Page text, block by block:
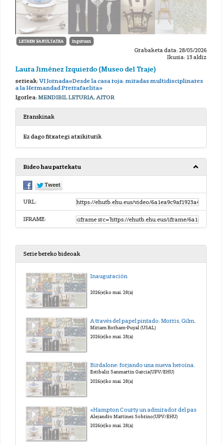
LETREN FAKULTATEA Inguruan
Grabaketa data: 28/05/2026
Ikusia: 13 aldiz
Laura Jiménez Izquierdo (Museo del Traje)
serieak:VI Jornada«Desde la casa roja: miradas multidisciplinares
a la Hermandad Prerrafaelita»
Igorlea:MENDIBIL LETURIA, AITOR
Eranskinak
Ez dago fitxategi atxikiturik
Bideo hau partekatu
URL:
IFRAME:
Serie bereko bideoak
Inauguración
2026(e)ko mai. 28(a)
Miriam Borham-Puyal (USAL)
2026(e)ko mai. 28(a)
Birdalone: forjando una nueva heroína.
Estíbaliz Sanmartín García(UPV/EHU)
2026(e)ko mai. 28(a)
Alejandro Martínez Sobrino(UPV/EHU)
2026(e)ko mai. 28(a)